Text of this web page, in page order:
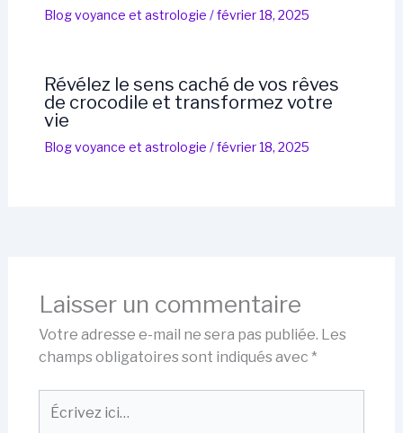
Blog voyance et astrologie /février 18, 2025
Révélez le sens caché de vos rêves
de crocodile et transformez votre
vie
Blog voyance et astrologie /février 18, 2025
Laisser un commentaire
Votre adresse e-mail ne sera pas publiée. Les
champs obligatoires sont indiqués avec *
Écrivez
ici…